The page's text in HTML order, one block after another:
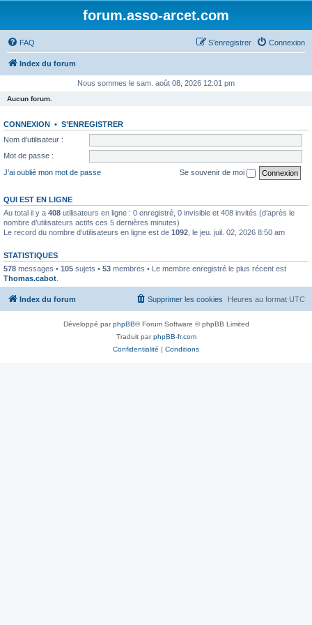
forum.asso-arcet.com
FAQ Connexion
S’enregistrer
Index du forum
Nous sommes le sam. août 08, 2026 12:01 pm
Aucun forum.
CONNEXION • S’ENREGISTRER
Nom d’utilisateur :
Mot de passe :
J’ai oublié mon mot de passe
Se souvenir de moi
QUI EST EN LIGNE
Au total il y a 408 utilisateurs en ligne : 0 enregistré, 0 invisible et 408 invités (d’après le
nombre d’utilisateurs actifs ces 5 dernières minutes)
Le record du nombre d’utilisateurs en ligne est de 1092 , le jeu. juil. 02, 2026 8:50 am
STATISTIQUES
578 messages • 105 sujets • 53 membres • Le membre enregistré le plus récent est
Thomas.cabot
Index du forum Heures au format UTC
Supprimer les cookies
Développé parphpBB® Forum Software © phpBB Limited
Traduit parphpBB-fr.com
Confidentialité | Conditions